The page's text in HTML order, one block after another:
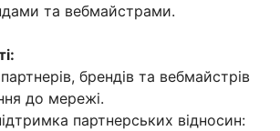
та вебмайстрами.
брендів та вебмайстрів
до мережі.
партнерських відносин: